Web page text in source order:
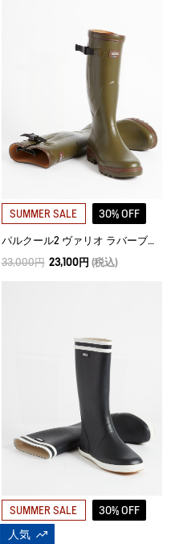
SUMMER SALE 30% OFF
パルクール2 ヴァリオ ラバーブーツ
33,000円 23,100円 (税込)
SUMMER SALE
30% OFF
人気